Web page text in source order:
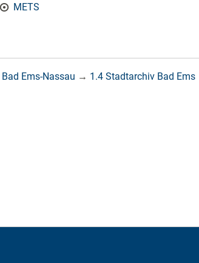
METS
Ems-Nassau → 1.4 Stadtarchiv Bad Ems